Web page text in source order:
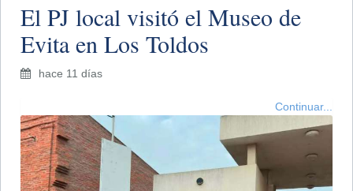
El PJ local visitó el Museo de
Evita en Los Toldos
hace 11 días
Continuar...